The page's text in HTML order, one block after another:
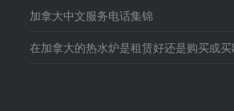
加拿大中文服务电话集锦
在加拿大的热水炉是租赁好还是购买或买